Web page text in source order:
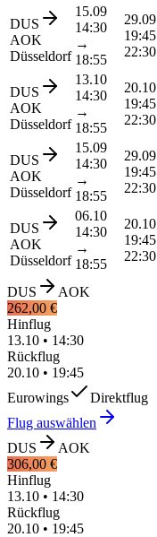
DUS
AOK
Düsseldorf
15.09
14:30
→
18:55
29.09
19:45
22:30
DUS
AOK
Düsseldorf
13.10
14:30
→
18:55
20.10
19:45
22:30
DUS
AOK
Düsseldorf
15.09
14:30
→
18:55
29.09
19:45
22:30
DUS
AOK
Düsseldorf
06.10
14:30
→
18:55
20.10
19:45
22:30
DUS
AOK
262,00 €
Hinflug
13.10 • 14:30
Rückflug
20.10 • 19:45
Eurowings
Direktflug
Flug auswählen
DUS
AOK
306,00 €
Hinflug
13.10 • 14:30
Rückflug
20.10 • 19:45